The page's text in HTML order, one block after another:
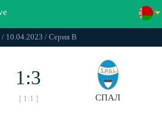
/ 10.04.2023 / Серия В
1:3
[ 1:1 ] СПАЛ